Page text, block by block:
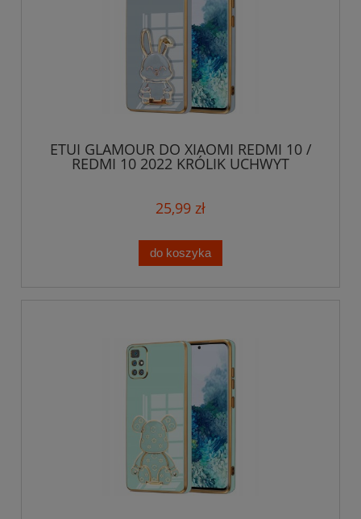
ETUI GLAMOUR DO XIAOMI REDMI 10 /
REDMI 10 2022 KRÓLIK UCHWYT
25,99 zł
do koszyka